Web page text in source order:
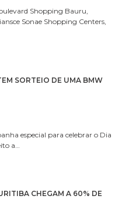
Shopping Bauru,
Sonae Shopping Centers,
SORTEIO DE UMA BMW
especial para celebrar o Dia
a…
CHEGAM A 60% DE